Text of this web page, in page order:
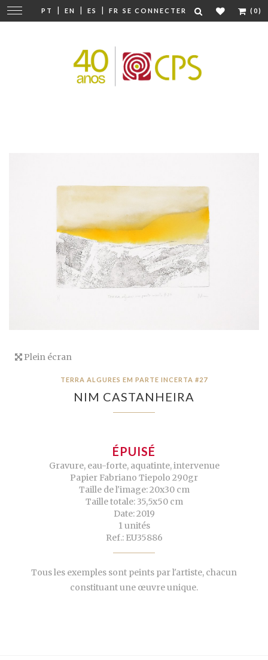
PT | EN | ES | FR SE CONNECTER (0)
Modifier
la
Plein écran
TERRA ALGURES EM PARTE INCERTA #27
NIM CASTANHEIRA
ÉPUISÉ
Gravure, eau-forte, aquatinte, intervenue
Papier Fabriano Tiepolo 290gr
Taille de l'image: 20x30 cm
Taille totale: 35,5x50 cm
Date: 2019
1 unités
Ref.: EU35886
Tous les exemples sont peints par l'artiste, chacun
constituant une œuvre unique.